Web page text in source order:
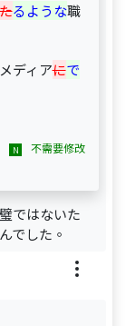
るような職
ディアにで
不需要修改
ではないた
でした。